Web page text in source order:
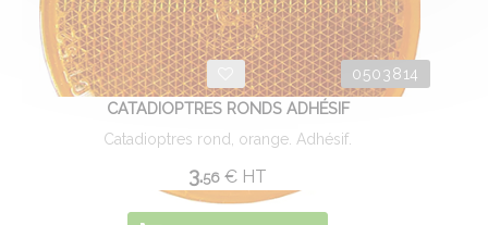
0503814
CATADIOPTRES RONDS ADHÉSIF
Catadioptres rond, orange. Adhésif.
3.56 € HT